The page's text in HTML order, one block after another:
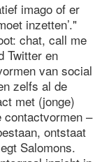
imago of er
inzetten’."
chat, call me
Twitter en
van social
zelfs al de
met (jonge)
contactvormen –
ontstaat
Salomons.